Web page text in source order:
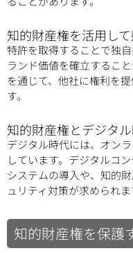
知的財産権を活用し
特許を取得することで独
ランド価値を確立するこ
を通じて、他社に権利を
す。
知的財産権とデジタ
デジタル時代には、オン
しています。デジタルコ
システムの導入や、知的
ュリティ対策が求められま
知的財産権を保護